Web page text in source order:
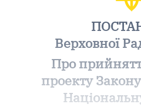
Верховної
Про
проекту